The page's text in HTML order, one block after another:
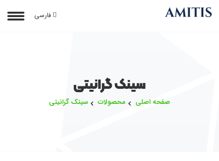
فارسی
سینک گرانیتی
صفحه اصلی محصولات سینک گرانیتی